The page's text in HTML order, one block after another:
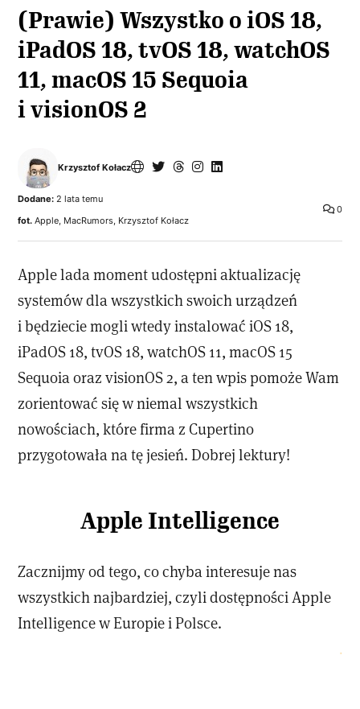
(Prawie) Wszystko o iOS 18,
iPadOS 18, tvOS 18, watchOS
11, macOS 15 Sequoia
i visionOS 2
Krzysztof Kołacz
0
Dodane: 2 lata temu
fot. Apple, MacRumors, Krzysztof Kołacz
Apple lada moment udostępni aktualizację
systemów dla wszystkich swoich urządzeń
i będziecie mogli wtedy instalować iOS 18,
iPadOS 18, tvOS 18, watchOS 11, macOS 15
Sequoia oraz visionOS 2, a ten wpis pomoże Wam
zorientować się w niemal wszystkich
nowościach, które firma z Cupertino
przygotowała na tę jesień. Dobrej lektury!
Apple Intelligence
Zacznijmy od tego, co chyba interesuje nas
wszystkich najbardziej, czyli dostępności Apple
Intelligence w Europie i Polsce.